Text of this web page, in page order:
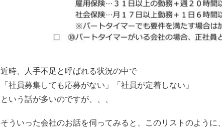
近時、人手不足と呼ばれる状況の中で
「社員募集しても応募がない」「社員が定着しない」
という話が多いのですが、、、
そういった会社のお話を伺ってみると、このリストのように、